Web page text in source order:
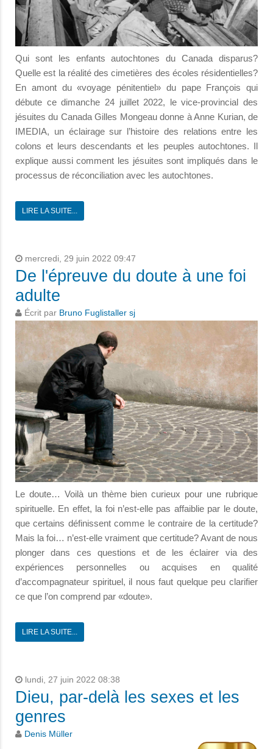
Qui sont les enfants autochtones du Canada disparus?
Quelle est la réalité des cimetières des écoles résidentielles?
En amont du «voyage pénitentiel» du pape François qui
débute ce dimanche 24 juillet 2022, le vice-provincial des
jésuites du Canada Gilles Mongeau donne à Anne Kurian, de
IMEDIA, un éclairage sur l’histoire des relations entre les
colons et leurs descendants et les peuples autochtones. Il
explique aussi comment les jésuites sont impliqués dans le
processus de réconciliation avec les autochtones.
LIRE LA SUITE...
mercredi, 29 juin 2022 09:47
De l'épreuve du doute à une foi
adulte
Écrit par Bruno Fuglistaller sj
Le doute… Voilà un thème bien curieux pour une rubrique
spirituelle. En effet, la foi n’est-elle pas affaiblie par le doute,
que certains définissent comme le contraire de la certitude?
Mais la foi… n’est-elle vraiment que certitude? Avant de nous
plonger dans ces questions et de les éclairer via des
expériences personnelles ou acquises en qualité
d’accompagnateur spirituel, il nous faut quelque peu clarifier
ce que l’on comprend par «doute».
LIRE LA SUITE...
lundi, 27 juin 2022 08:38
Dieu, par-delà les sexes et les
genres
Denis Müller